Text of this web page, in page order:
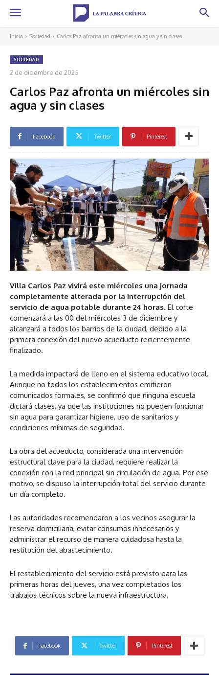
Inicio Sociedad Carlos Paz afronta un miércoles sin agua y sin clases
SOCIEDAD
2 de diciembre de 2025
Carlos Paz afronta un miércoles sin
agua y sin clases
Facebook Twitter Pinterest
Villa Carlos Paz vivirá este miércoles una jornada
completamente alterada por la interrupción del
servicio de agua potable durante 24 horas. El corte
comenzará a las 00 del miércoles 3 de diciembre y
alcanzará a todos los barrios de la ciudad, debido a la
primera conexión del nuevo acueducto recientemente
finalizado.
La medida impactará de lleno en el sistema educativo local.
Aunque no todos los establecimientos emitieron
comunicados formales, se confirmó que ninguna escuela
dictará clases, ya que las instituciones no pueden funcionar
sin agua para garantizar higiene, uso de sanitarios y
condiciones mínimas de seguridad.
La obra del acueducto, considerada una intervención
estructural clave para la ciudad, requiere realizar la
conexión con la red principal sin circulación de agua. Por ese
motivo, se dispuso la interrupción total del servicio durante
un día completo.
Las autoridades recomendaron a los vecinos asegurar la
reserva domiciliaria, evitar consumos innecesarios y
administrar el recurso de manera cuidadosa hasta la
restitución del abastecimiento.
El restablecimiento del servicio está previsto para las
primeras horas del jueves, una vez completados los
trabajos técnicos sobre la nueva infraestructura.
Facebook Twitter Pinterest